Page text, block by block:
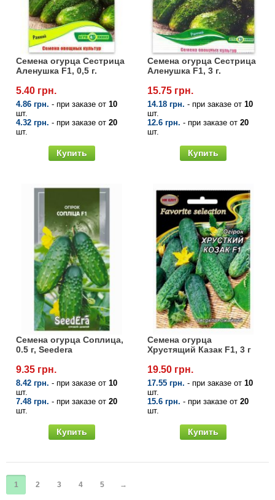
Семена огурца Сестрица
Аленушка F1, 0,5 г.
5.40 грн.
4.86 грн. - при заказе от 10
шт.
4.32 грн. - при заказе от 20
шт.
Купить
Семена огурца Сестрица
Аленушка F1, 3 г.
15.75 грн.
14.18 грн. - при заказе от 10
шт.
12.6 грн. - при заказе от 20
шт.
Купить
Семена огурца Соплица,
0.5 г, Seedera
9.35 грн.
8.42 грн. - при заказе от 10
шт.
7.48 грн. - при заказе от 20
шт.
Купить
Семена огурца
Хрустящий Казак F1, 3 г
19.50 грн.
17.55 грн. - при заказе от 10
шт.
15.6 грн. - при заказе от 20
шт.
Купить
1 2 3 4 5 →